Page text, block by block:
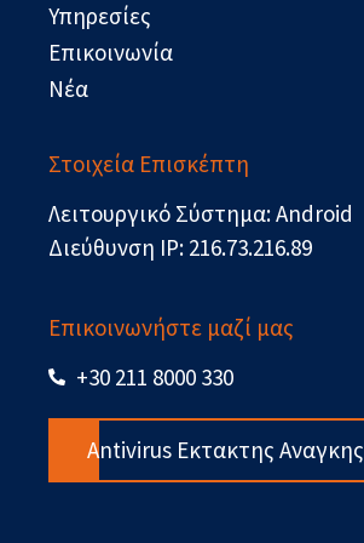
Υπηρεσίες
Επικοινωνία
Νέα
Στοιχεία Επισκέπτη
Λειτουργικό Σύστημα: Android
Διεύθυνση IP: 216.73.216.89
Επικοινωνήστε μαζί μας
+30 211 8000 330
Antivirus Εκτακτης Αναγκης